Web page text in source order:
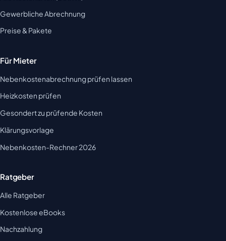
Gewerbliche Abrechnung
Preise & Pakete
Für Mieter
Nebenkostenabrechnung prüfen lassen
Heizkosten prüfen
Gesondert zu prüfende Kosten
Klärungsvorlage
Nebenkosten-Rechner 2026
Ratgeber
Alle Ratgeber
Kostenlose eBooks
Nachzahlung